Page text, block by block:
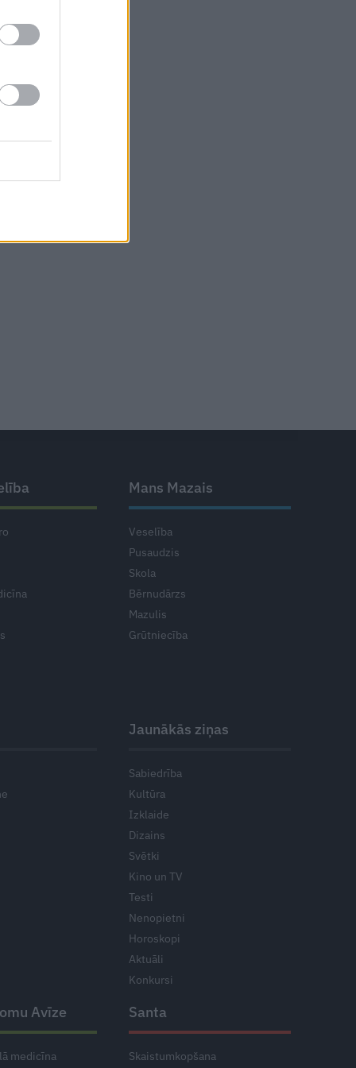
Mans Mazais
Veselība
Pusaudzis
Skola
Bērnudārzs
Mazulis
Grūtniecība
Jaunākās ziņas
Sabiedrība
Kultūra
Izklaide
Dizains
Svētki
Kino un TV
Testi
Nenopietni
Horoskopi
Aktuāli
Konkursi
Avīze
medicīna
Santa
Skaistumkopšana